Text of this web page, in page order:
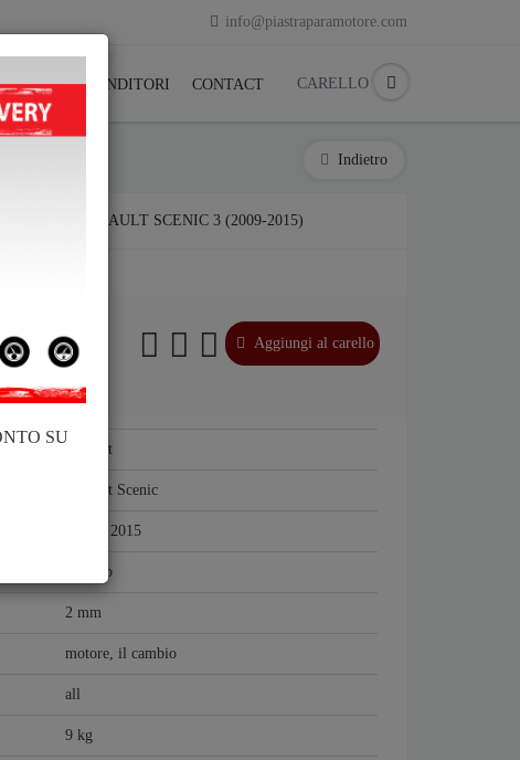
info@piastraparamotore.com
RIVENDITORI CONTACT CARELLO
Indietro
ACCIAIO RENAULT SCENIC 3 (2009-2015)
€
incl.
Aggiungi al carello
Renault
Renault Scenic
2009 - 2015
Acciaio
2 mm
motore, il cambio
all
9 kg
SU